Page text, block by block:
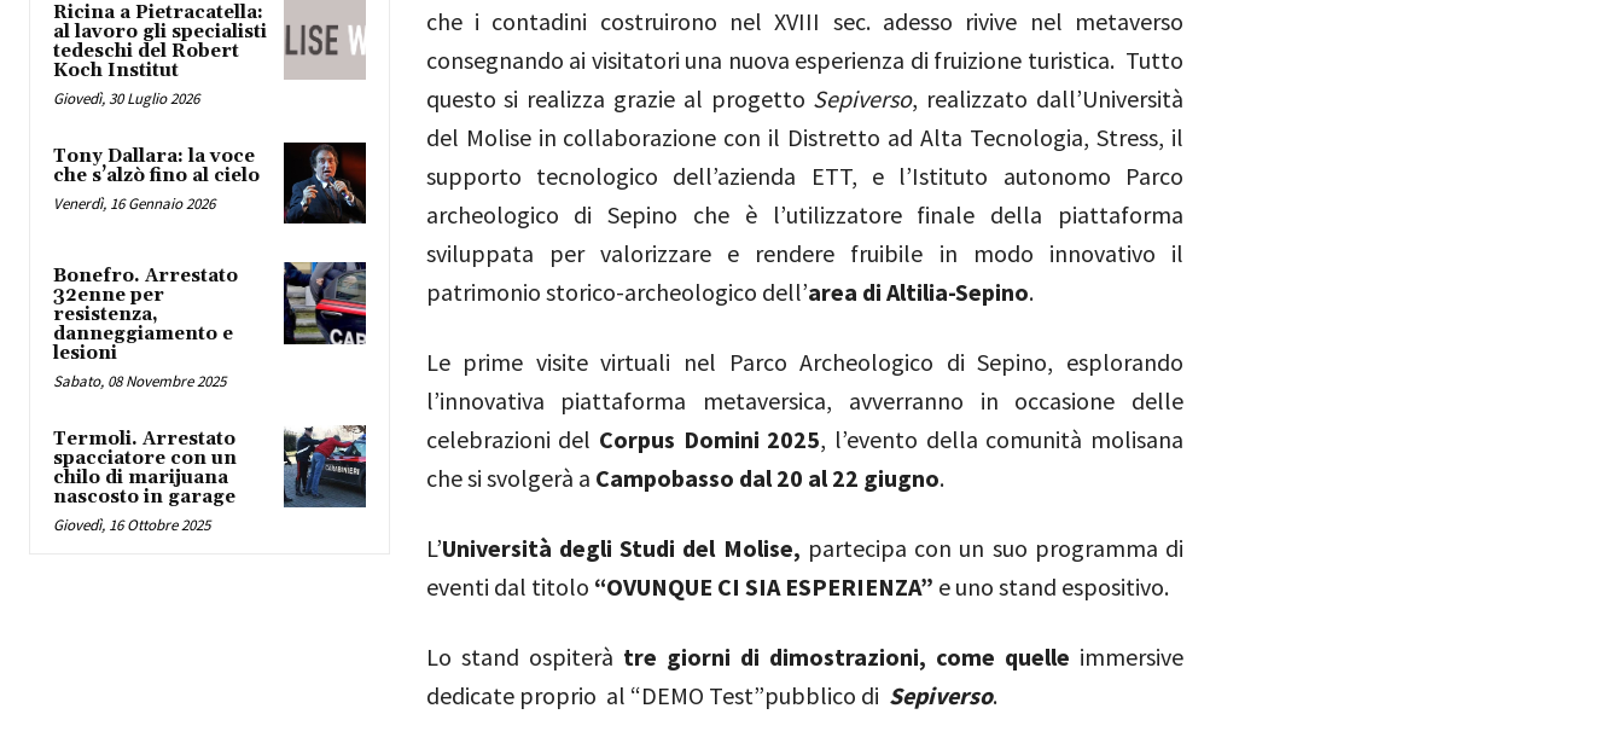
Ricina a Pietracatella:
al lavoro gli specialisti
tedeschi del Robert
Koch Institut
Giovedì, 30 Luglio 2026
Tony Dallara: la voce
che s’alzò fino al cielo
Venerdì, 16 Gennaio 2026
Bonefro. Arrestato
32enne per
resistenza,
danneggiamento e
lesioni
Sabato, 08 Novembre 2025
Termoli. Arrestato
spacciatore con un
chilo di marijuana
nascosto in garage
Giovedì, 16 Ottobre 2025
che i contadini costruirono nel XVIII sec. adesso rivive nel metaverso
consegnando ai visitatori una nuova esperienza di fruizione turistica. Tutto
questo si realizza grazie al progetto Sepiverso, realizzato dall’Università
del Molise in collaborazione con il Distretto ad Alta Tecnologia, Stress, il
supporto tecnologico dell’azienda ETT, e l’Istituto autonomo Parco
archeologico di Sepino che è l’utilizzatore finale della piattaforma
sviluppata per valorizzare e rendere fruibile in modo innovativo il
patrimonio storico-archeologico dell’area di Altilia-Sepino.
Le prime visite virtuali nel Parco Archeologico di Sepino, esplorando
l’innovativa piattaforma metaversica, avverranno in occasione delle
celebrazioni del Corpus Domini 2025, l’evento della comunità molisana
che si svolgerà a Campobasso dal 20 al 22 giugno.
L’Università degli Studi del Molise, partecipa con un suo programma di
eventi dal titolo “OVUNQUE CI SIA ESPERIENZA” e uno stand espositivo.
Lo stand ospiterà tre giorni di dimostrazioni, come quelle immersive
dedicate proprio al “DEMO Test”pubblico di Sepiverso.